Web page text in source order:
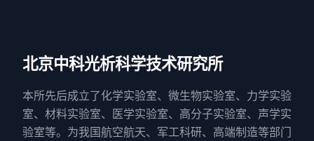
北京中科光析科学技术研究所
本所先后成立了化学实验室、微生物实验室、力学实验
室、材料实验室、医学实验室、高分子实验室、声学实
验室等。为我国航空航天、军工科研、高端制造等部门